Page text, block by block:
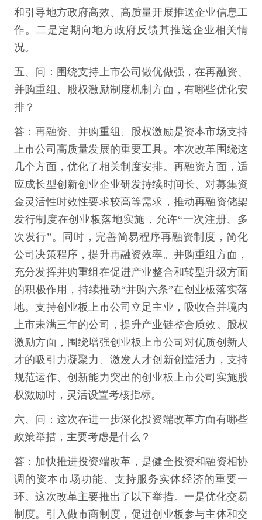
和引导地方政府高效、高质量开展推送企业信息工
作。二是定期向地方政府反馈其推送企业相关情
况。
五、问：围绕支持上市公司做优做强，在再融资、
并购重组、股权激励制度机制方面，有哪些优化安
排？
答：再融资、并购重组、股权激励是资本市场支持
上市公司高质量发展的重要工具。本次改革围绕这
几个方面，优化了相关制度安排。再融资方面，适
应成长型创新创业企业研发持续时间长、对募集资
金灵活性时效性要求较高等需求，推动再融资储架
发行制度在创业板落地实施，允许“一次注册、多
次发行”。同时，完善简易程序再融资制度，简化
公司决策程序，提升再融资效率。并购重组方面，
充分发挥并购重组在促进产业整合和转型升级方面
的积极作用，持续推动“并购六条”在创业板落实落
地。支持创业板上市公司立足主业，吸收合并境内
上市未满三年的公司，提升产业链整合质效。股权
激励方面，围绕增强创业板上市公司对优质创新人
才的吸引力凝聚力、激发人才创新创造活力，支持
规范运作、创新能力突出的创业板上市公司实施股
权激励时，灵活设置考核指标。
六、问：这次在进一步深化投资端改革方面有哪些
政策举措，主要考虑是什么？
答：加快推进投资端改革，是健全投资和融资相协
调的资本市场功能、支持服务实体经济的重要一
环。这次改革主要推出了以下举措。一是优化交易
制度。引入做市商制度，促进创业板参与主体和交